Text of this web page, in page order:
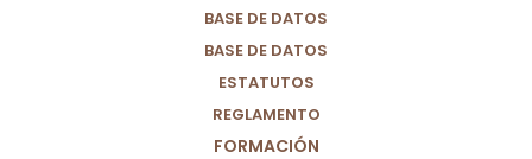
BASE DE DATOS
BASE DE DATOS
ESTATUTOS
REGLAMENTO
FORMACIÓN